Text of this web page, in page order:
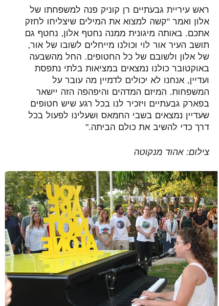
ראש עיריית גבעתיים רן קוניק פנה למשפחתו של
אלון ואמר "קשה למצוא את המילים שיצליחו לחזק
אתכם. באותה מיגונית ממנה נחטף אלון, נחטף גם
תושב העיר אור לוי וכולנו מייחלים לשובו של אור,
של אלון ולשובם של כל החטופים. החל מהשבעה
באוקטובר כולנו נמצאים במציאות בלתי נתפסת
ועדיין, אנחנו לא יכולים לדמיין מה עובר על
המשפחות. המיזם המדהים והיפהפה הזה יישאר
בפארק גבעתיים ויזכיר לנו בכל רגע שיש חטופים
שעדיין נמצאים בשבי החמאס ושעלינו לפעול בכל
דרך כדי להשיב את כולם הביתה."
צילום: אהוד מנקוטה